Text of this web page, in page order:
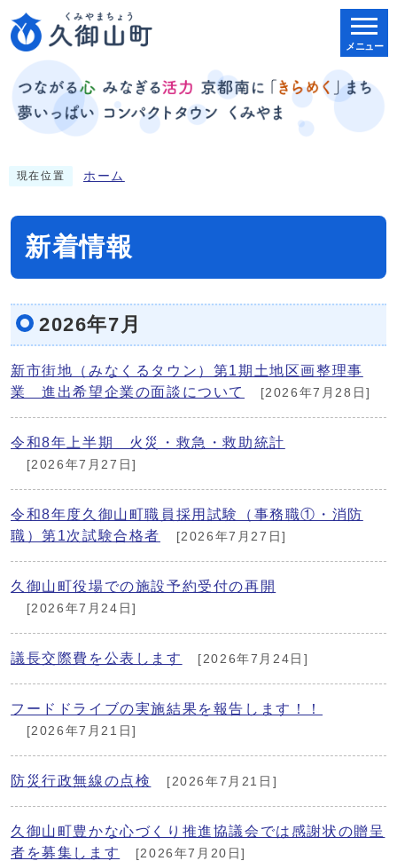
メニュー
現在位置 ホーム
新着情報
2026年7月
新市街地（みなくるタウン）第1期土地区画整理事
業 進出希望企業の面談について
[2026年7月28日]
令和8年上半期 火災・救急・救助統計
[2026年7月27日]
令和8年度久御山町職員採用試験（事務職①・消防
職）第1次試験合格者
[2026年7月27日]
久御山町役場での施設予約受付の再開
[2026年7月24日]
議長交際費を公表します [2026年7月24日]
フードドライブの実施結果を報告します！！
[2026年7月21日]
防災行政無線の点検 [2026年7月21日]
久御山町豊かな心づくり推進協議会では感謝状の贈呈
者を募集します
[2026年7月20日]